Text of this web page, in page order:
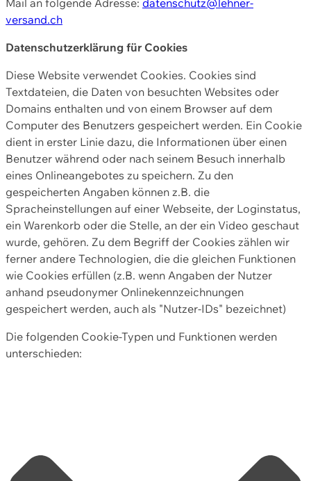
versand.ch
Datenschutzerklärung für Cookies
Diese Website verwendet Cookies. Cookies sind
Textdateien, die Daten von besuchten Websites oder
Domains enthalten und von einem Browser auf dem
Computer des Benutzers gespeichert werden. Ein Cookie
dient in erster Linie dazu, die Informationen über einen
Benutzer während oder nach seinem Besuch innerhalb
eines Onlineangebotes zu speichern. Zu den
gespeicherten Angaben können z.B. die
Spracheinstellungen auf einer Webseite, der Loginstatus,
ein Warenkorb oder die Stelle, an der ein Video geschaut
wurde, gehören. Zu dem Begriff der Cookies zählen wir
ferner andere Technologien, die die gleichen Funktionen
wie Cookies erfüllen (z.B. wenn Angaben der Nutzer
anhand pseudonymer Onlinekennzeichnungen
gespeichert werden, auch als "Nutzer-IDs" bezeichnet)
Die folgenden Cookie-Typen und Funktionen werden
unterschieden: